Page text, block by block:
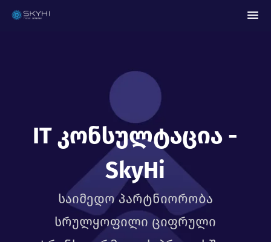
IT Კონსულტაცია -
SkyHi
საიმედო პარტნიორობა
სრულყოფილი ციფრული